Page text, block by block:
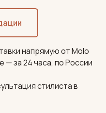
напрямую от Molo
— за 24 часа, по России
стилиста в